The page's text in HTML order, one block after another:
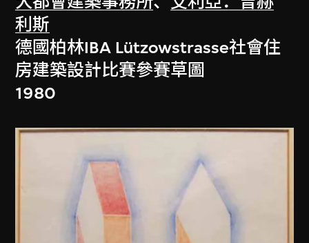
利斯
德國柏林IBA Lützowstrasse社會住
房建築設計比賽參賽草圖
1980